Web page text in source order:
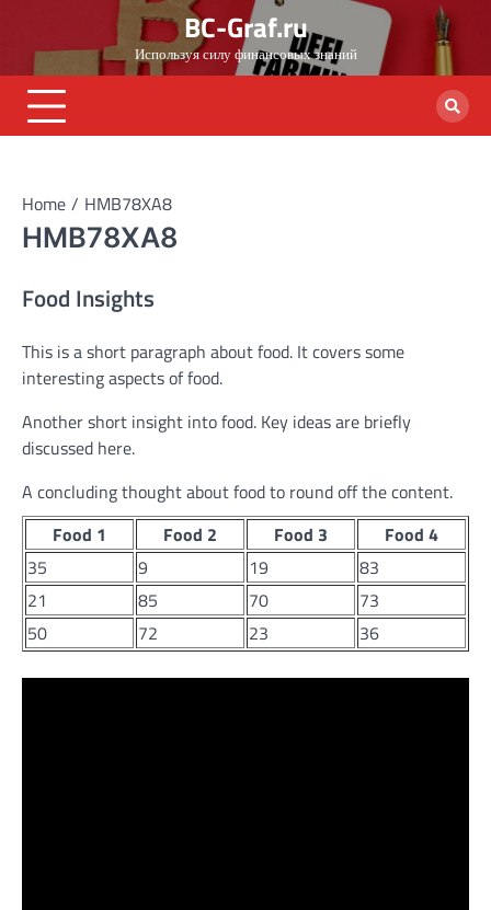
content
BC-Graf.ru
Используя силу финансовых знаний
Home HMB78XA8
HMB78XA8
Food Insights
This is a short paragraph about food. It covers some
interesting aspects of food.
Another short insight into food. Key ideas are briefly
discussed here.
A concluding thought about food to round off the content.
Food 1
Food 2 Food 3
Food 4
35
9 19
83
21
85 70
73
50
72 23 36